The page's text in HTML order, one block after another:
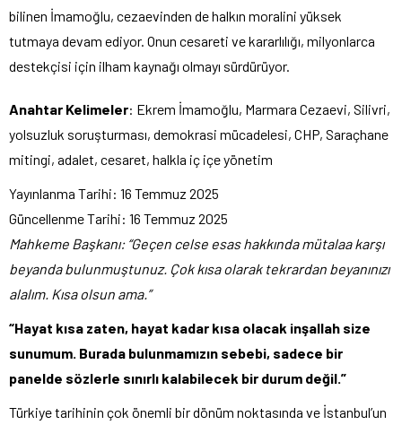
bilinen İmamoğlu, cezaevinden de halkın moralini yüksek
tutmaya devam ediyor. Onun cesareti ve kararlılığı, milyonlarca
destekçisi için ilham kaynağı olmayı sürdürüyor.
Anahtar Kelimeler: Ekrem İmamoğlu, Marmara Cezaevi, Silivri,
yolsuzluk soruşturması, demokrasi mücadelesi, CHP, Saraçhane
mitingi, adalet, cesaret, halkla iç içe yönetim
Yayınlanma Tarihi: 16 Temmuz 2025
Güncellenme Tarihi: 16 Temmuz 2025
Mahkeme Başkanı: “Geçen celse esas hakkında mütalaa karşı
beyanda bulunmuştunuz. Çok kısa olarak tekrardan beyanınızı
alalım. Kısa olsun ama.”
“Hayat kısa zaten, hayat kadar kısa olacak inşallah size
sunumum. Burada bulunmamızın sebebi, sadece bir
panelde sözlerle sınırlı kalabilecek bir durum değil.”
Türkiye tarihinin çok önemli bir dönüm noktasında ve İstanbul’un